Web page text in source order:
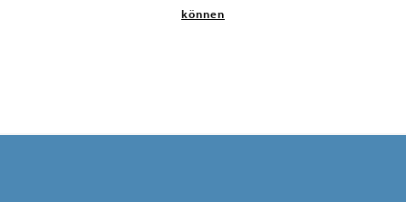
können